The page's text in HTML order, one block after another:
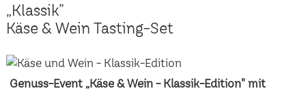
„Klassik”
Käse & Wein Tasting-Set
Genuss-Event „Käse & Wein - Klassik-Edition" mit